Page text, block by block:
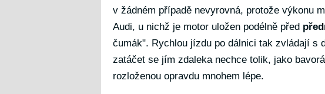
v žádném případě nevyrovná, protože výkonu
Audi, u nichž je motor uložen podélně před
čumák". Rychlou jízdu po dálnici tak zvládají s
zatáčet se jím zdaleka nechce tolik, jako
rozloženou opravdu mnohem lépe.